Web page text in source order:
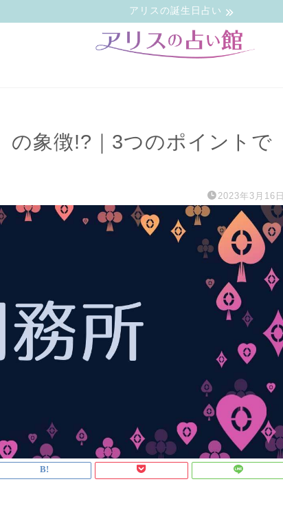
アリスの誕生日占い
の象徴!?｜3つのポイントで
2023年3月16日